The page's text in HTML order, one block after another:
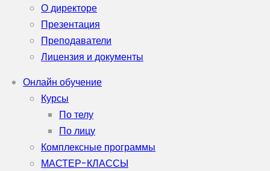
О директоре
Презентация
Преподаватели
Лицензия и документы
Онлайн обучение
Курсы
По телу
По лицу
Комплексные программы
МАСТЕР-КЛАССЫ